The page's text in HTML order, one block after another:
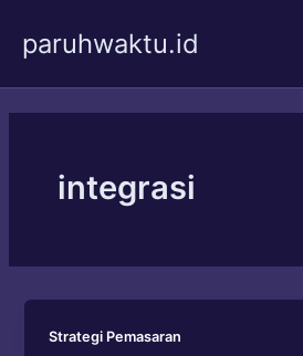
content
paruhwaktu.id
integrasi
Strategi Pemasaran